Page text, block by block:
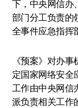
下，中央网信办
部门分工负责的
全事件应急指挥
《预案》对办
定国家网络安全
工作由中央网信
派负责相关工作